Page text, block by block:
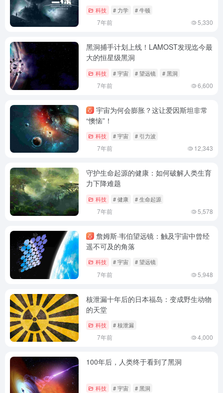
科技 # 力学 # 牛顿
7年前 5,330
黑洞捕手计划上线！LAMOST发现迄今最
大的恒星级黑洞
科技 # 宇宙 # 望远镜 # 黑洞
7年前 6,600
宇宙为何会膨胀？这让爱因斯坦非常
“懊恼”！
科技 # 宇宙 # 引力波
7年前 12,343
守护生命起源的健康：如何破解人类生育
力下降难题
科技 # 健康 # 生命起源
7年前 5,578
詹姆斯·韦伯望远镜：触及宇宙中曾经
遥不可及的角落
科技 # 宇宙 # 望远镜
7年前 5,948
核泄漏十年后的日本福岛：变成野生动物
的天堂
科技 # 核泄漏
7年前 4,000
100年后，人类终于看到了黑洞
科技 # 宇宙 # 黑洞